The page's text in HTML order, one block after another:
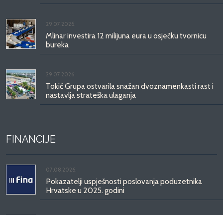
29.07.2026.
Mlinar investira 12 milijuna eura u osječku tvornicu
bureka
29.07.2026.
Tokić Grupa ostvarila snažan dvoznamenkasti rast i
nastavlja strateška ulaganja
FINANCIJE
07.08.2026.
Pokazatelji uspješnosti poslovanja poduzetnika
Hrvatske u 2025. godini